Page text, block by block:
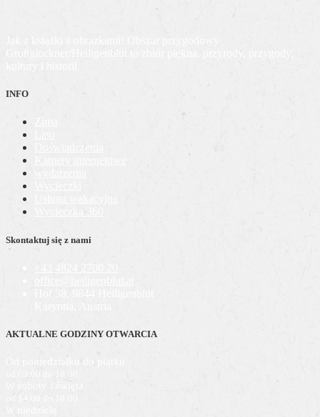
Jak z książki z obrazkami! Obszar przygodowy
Großglockner/Heiligenblut to zbiór piękna, przyrody, przygody,
INFO
Lato
Doświadczenia
Kamery internetowe
wydarzenia
Wycieczki
Usługa wakacyjna
Skontaktuj się z nami
+43 4824 2700 20
office@heiligenblut.at
Karyntia, Austria
AKTUALNE GODZINY OTWARCIA
od 09:00 do 18:00
od 14:00 do 18:00
niedzielę